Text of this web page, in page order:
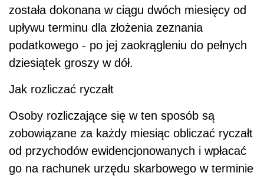
została dokonana w ciągu dwóch miesięcy od
upływu terminu dla złożenia zeznania
podatkowego - po jej zaokrągleniu do pełnych
dziesiątek groszy w dół.
Jak rozliczać ryczałt
Osoby rozliczające się w ten sposób są
zobowiązane za każdy miesiąc obliczać ryczałt
od przychodów ewidencjonowanych i wpłacać
go na rachunek urzędu skarbowego w terminie